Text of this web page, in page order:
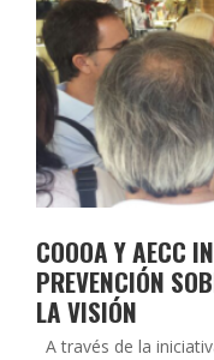
COOOA Y AECC
PREVENCIÓN
LA VISIÓN
A través de la